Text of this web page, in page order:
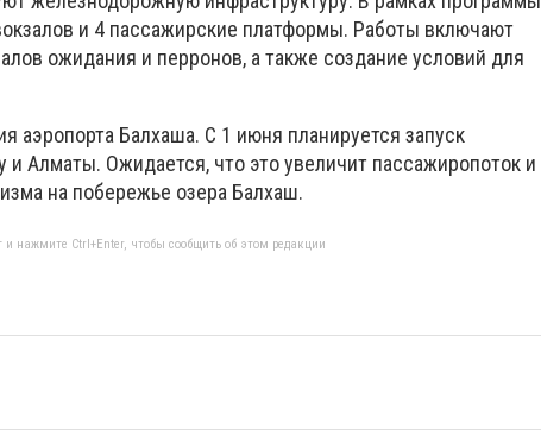
и 4 пассажирские платформы. Работы включают
ожидания и перронов, а также создание условий для
аэропорта Балхаша. С 1 июня планируется запуск
Алматы. Ожидается, что это увеличит пассажиропоток и
на побережье озера Балхаш.
нажмите Ctrl+Enter, чтобы сообщить об этом редакции